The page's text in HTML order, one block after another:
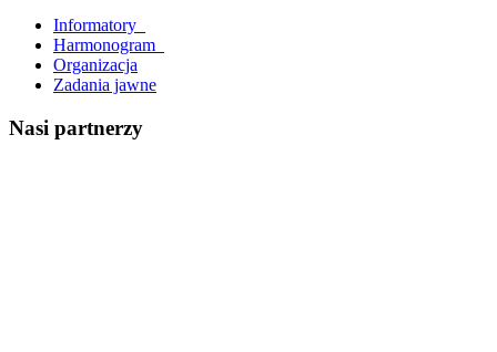
Informatory_
Harmonogram_
Organizacja
Zadania jawne
Nasi partnerzy